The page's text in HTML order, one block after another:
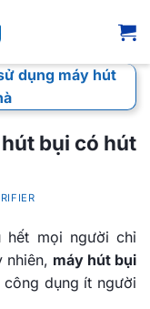
dụng máy hút
bụi có hút
hết mọi người chỉ
nhiên, máy hút bụi
dụng ít người